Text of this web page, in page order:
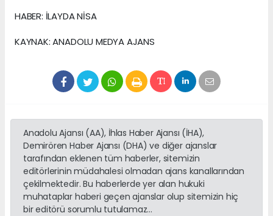
HABER: İLAYDA NİSA
KAYNAK: ANADOLU MEDYA AJANS
Anadolu Ajansı (AA), İhlas Haber Ajansı (İHA),
Demirören Haber Ajansı (DHA) ve diğer ajanslar
tarafından eklenen tüm haberler, sitemizin
editörlerinin müdahalesi olmadan ajans kanallarından
çekilmektedir. Bu haberlerde yer alan hukuki
muhataplar haberi geçen ajanslar olup sitemizin hiç
bir editörü sorumlu tutulamaz...